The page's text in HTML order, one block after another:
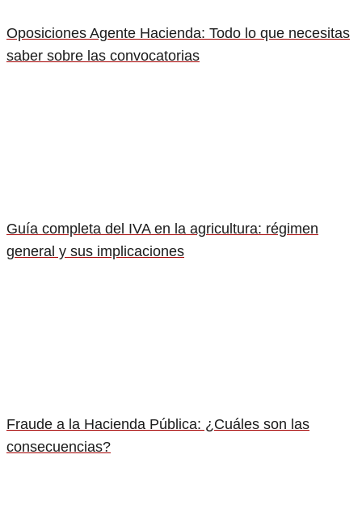
Oposiciones Agente Hacienda: Todo lo que necesitas
saber sobre las convocatorias
Guía completa del IVA en la agricultura: régimen
general y sus implicaciones
Fraude a la Hacienda Pública: ¿Cuáles son las
consecuencias?